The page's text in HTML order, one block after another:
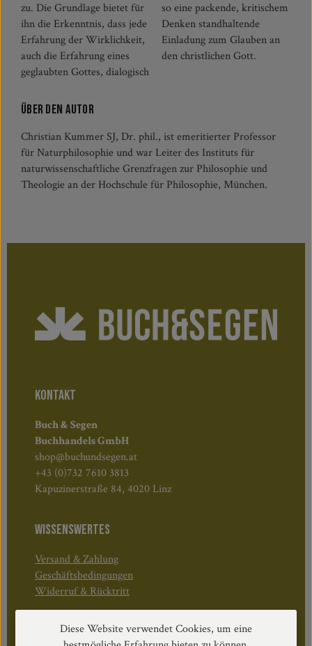
zu. Die Grundlage bietet für
ihn die Erkenntnis, dass jede
Erfahrung der Wirklichkeit,
auch die Erfahrung eines
geglaubten Gottes, dialogisch
so eine packende, kritischem
Denken standhaltende
Einladung zum Glauben an
den christlichen Gott.
Über den Autor
Christian Kummer SJ, Dr. phil., ist emeritierter Professor
für Naturphilosophie und war Leiter des Instituts für
naturwissenschaftliche Grenzfragen zur Philosophie und
Theologie an der Hochschule für Philosophie, München.
KONTAKT
Buch & Segen
Buchhandels GmbH
shop@buchundsegen.at
+43 (0)732 7610 3813
Kapuzinerstraße 84, 4020 Linz
WISSENSWERTES
Versand & Zahlung
Geschäftsbedingungen
Widerruf & Rücktritt
Öffnungszeiten:
Diese Website verwendet Cookies, um eine